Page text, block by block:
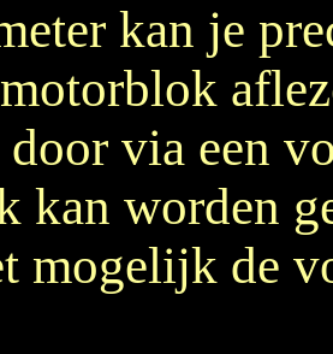
kan je
door via een
kan worden
mogelijk de